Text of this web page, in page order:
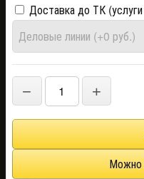
Доставка до ТК
− +